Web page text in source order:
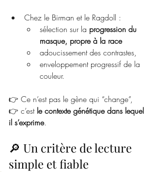
Chez le Birman et le Ragdoll :
sélection sur la progression du
masque, propre à la race
adoucissement des contrastes,
enveloppement progressif de la
couleur.
👉 Ce n’est pas le gène qui “change”,
👉 c’est le contexte génétique dans lequel
il s’exprime.
🔎 Un critère de lecture
simple et fiable